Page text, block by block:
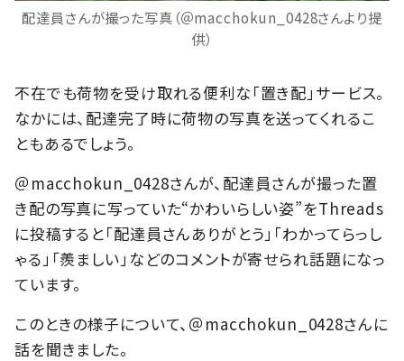
配達員さんが撮った写真（＠macchokun_0428さんより提
供）
不在でも荷物を受け取れる便利な「置き配」サービス。
なかには、配達完了時に荷物の写真を送ってくれるこ
ともあるでしょう。
＠macchokun_0428さんが、配達員さんが撮った置
き配の写真に写っていた“かわいらしい姿”をThreads
に投稿すると「配達員さんありがとう」「わかってらっし
ゃる」「羨ましい」などのコメントが寄せられ話題になっ
ています。
このときの様子について、＠macchokun_0428さんに
話を聞きました。